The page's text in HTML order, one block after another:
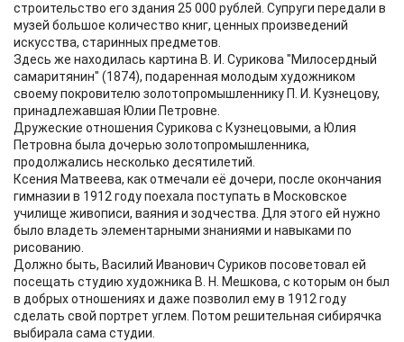
строительство его здания 25 000 рублей. Супруги передали в
музей большое количество книг, ценных произведений
искусства, старинных предметов.
Здесь же находилась картина В. И. Сурикова "Милосердный
самаритянин" (1874), подаренная молодым художником
своему покровителю золотопромышленнику П. И. Кузнецову,
принадлежавшая Юлии Петровне.
Дружеские отношения Сурикова с Кузнецовыми, а Юлия
Петровна была дочерью золотопромышленника,
продолжались несколько десятилетий.
Ксения Матвеева, как отмечали её дочери, после окончания
гимназии в 1912 году поехала поступать в Московское
училище живописи, ваяния и зодчества. Для этого ей нужно
было владеть элементарными знаниями и навыками по
рисованию.
Должно быть, Василий Иванович Суриков посоветовал ей
посещать студию художника В. Н. Мешкова, с которым он был
в добрых отношениях и даже позволил ему в 1912 году
сделать свой портрет углем. Потом решительная сибирячка
выбирала сама студии.